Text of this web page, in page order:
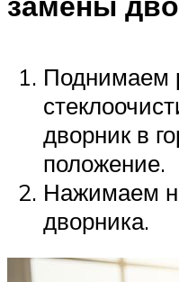
Поднимаем
дворник в
положение.
Нажимаем
дворника.